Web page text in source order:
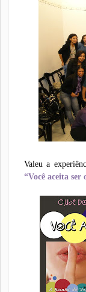
Valeu a
“Você aceita